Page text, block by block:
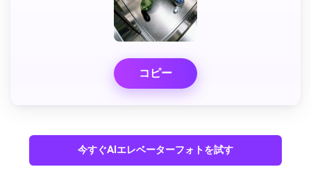
コピー
今すぐAIエレベーターフォトを試す